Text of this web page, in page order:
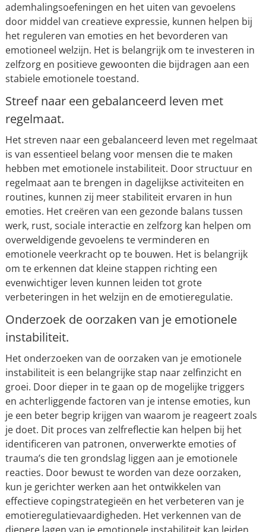
ademhalingsoefeningen en het uiten van gevoelens
door middel van creatieve expressie, kunnen helpen bij
het reguleren van emoties en het bevorderen van
emotioneel welzijn. Het is belangrijk om te investeren in
zelfzorg en positieve gewoonten die bijdragen aan een
stabiele emotionele toestand.
Streef naar een gebalanceerd leven met
regelmaat.
Het streven naar een gebalanceerd leven met regelmaat
is van essentieel belang voor mensen die te maken
hebben met emotionele instabiliteit. Door structuur en
regelmaat aan te brengen in dagelijkse activiteiten en
routines, kunnen zij meer stabiliteit ervaren in hun
emoties. Het creëren van een gezonde balans tussen
werk, rust, sociale interactie en zelfzorg kan helpen om
overweldigende gevoelens te verminderen en
emotionele veerkracht op te bouwen. Het is belangrijk
om te erkennen dat kleine stappen richting een
evenwichtiger leven kunnen leiden tot grote
verbeteringen in het welzijn en de emotieregulatie.
Onderzoek de oorzaken van je emotionele
instabiliteit.
Het onderzoeken van de oorzaken van je emotionele
instabiliteit is een belangrijke stap naar zelfinzicht en
groei. Door dieper in te gaan op de mogelijke triggers
en achterliggende factoren van je intense emoties, kun
je een beter begrip krijgen van waarom je reageert zoals
je doet. Dit proces van zelfreflectie kan helpen bij het
identificeren van patronen, onverwerkte emoties of
trauma’s die ten grondslag liggen aan je emotionele
reacties. Door bewust te worden van deze oorzaken,
kun je gerichter werken aan het ontwikkelen van
effectieve copingstrategieën en het verbeteren van je
emotieregulatievaardigheden. Het verkennen van de